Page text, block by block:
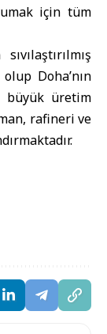
için tüm
Doha’nın
büyük üretim
rafineri ve